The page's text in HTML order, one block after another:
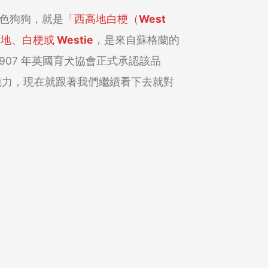
狗狗，就是 「西高地白梗（West
、白梗或 Westie ，是來自蘇格蘭的
年英國育犬協會正式承認該品
，現在就跟著我們繼續看下去就對